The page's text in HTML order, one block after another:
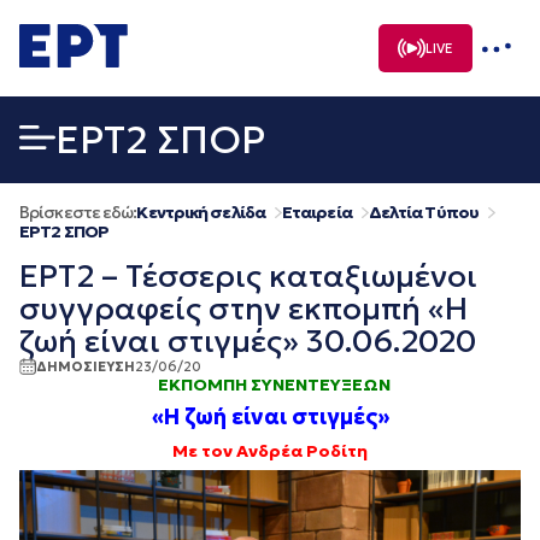
σε
περιεχόμενο
LIVE
EΡΤ2 ΣΠΟΡ
Βρίσκεστε εδώ:Κεντρική σελίδα Εταιρεία
Δελτία Τύπου
EΡΤ2 ΣΠΟΡ
ΕΡΤ2 – Τέσσερις καταξιωμένοι
συγγραφείς στην εκπομπή «Η
ζωή είναι στιγμές» 30.06.2020
ΔΗΜΟΣΙΕΥΣΗ23/06/20
ΕΚΠΟΜΠΗ ΣΥΝΕΝΤΕΥΞΕΩΝ
«Η ζωή είναι στιγμές»
Με τον Ανδρέα Ροδίτη